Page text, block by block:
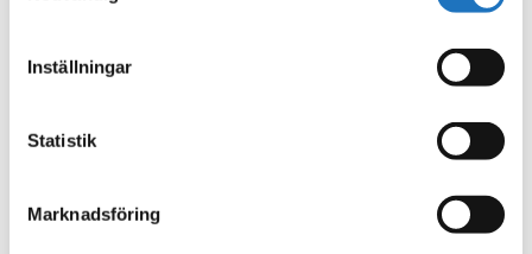
Inställningar
Statistik
Marknadsföring
animaliska biprodukter.
Förpackningar
hämtning av förpackningar. Du kan också själv lämna ditt